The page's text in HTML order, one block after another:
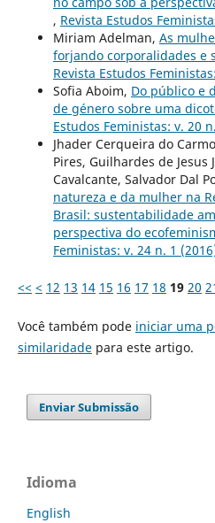
, Revista Estudos
Miriam Adelman, As
forjando corporalidades e
Revista Estudos
Sofia Aboim, Do público e
de género sobre uma
Estudos Feministas: v. 20
Jhader Cerqueira do
Pires, Guilhardes de Jesus
Cavalcante, Salvador Dal
natureza e da mulher na
Brasil: sustentabilidade
perspectiva do
Feministas: v. 24 n. 1
<< < 12 13 14 15 16 17 18 19 20
Você também pode iniciar uma
similaridadepara este artigo.
Enviar Submissão
Idioma
English